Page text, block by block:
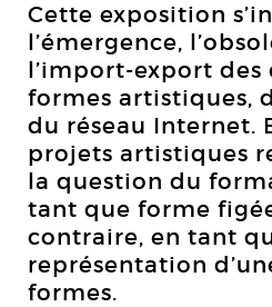
Cette exposition
l’émergence,
l’import-export des
formes artistiques,
du réseau Internet.
projets artistiques
la question du
tant que forme
contraire, en tant
représentation
formes.